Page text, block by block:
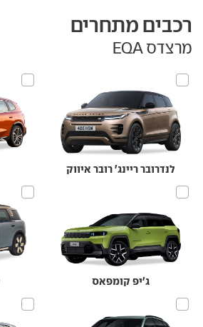
רכבים מתחרים
מרצדס EQA
לנדרובר ריינג' רובר איווק
ג'יפ קומפאס